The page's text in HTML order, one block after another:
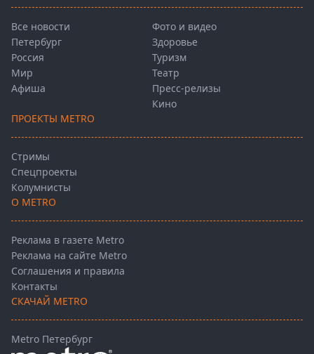
Все новости
Петербург
Россия
Мир
Афиша
Фото и видео
Здоровье
Туризм
Театр
Пресс-релизы
Кино
ПРОЕКТЫ METRO
Стримы
Спецпроекты
Колумнисты
О METRO
Реклама в газете Metro
Реклама на сайте Metro
Соглашения и правила
Контакты
СКАЧАЙ METRO
Metro Петербург